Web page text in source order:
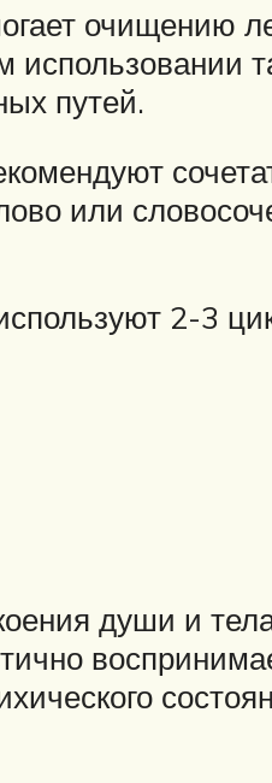
очищению
путей.
или
2-3
души и